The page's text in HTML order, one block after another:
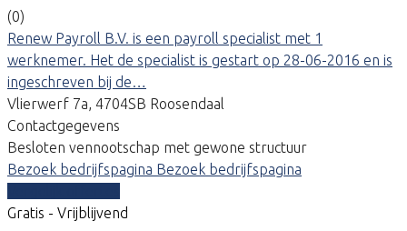
(0)
Renew Payroll B.V. is een payroll specialist met 1
werknemer. Het de specialist is gestart op 28-06-2016 en is
ingeschreven bij de…
Vlierwerf 7a, 4704SB Roosendaal
Contactgegevens
Besloten vennootschap met gewone structuur
Bezoek bedrijfspagina Bezoek bedrijfspagina
Gratis - Vrijblijvend